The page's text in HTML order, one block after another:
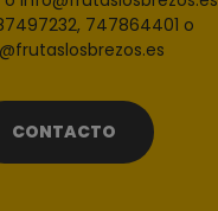
747864401 o
CONTACTO